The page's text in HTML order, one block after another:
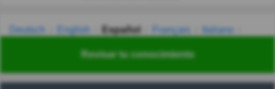
Revisar tu conocimiento
Deutsch English Español Français
Italiano
Українська हिन्दी 한국어 汉语